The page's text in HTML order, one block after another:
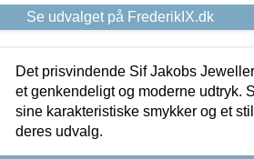
Se udvalget på FrederikIX.dk
Det prisvindende Sif Jakobs
et genkendeligt og moderne udtryk.
sine karakteristiske smykker og et
deres udvalg.